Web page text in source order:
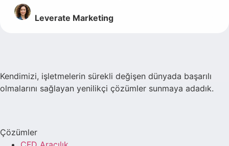
Leverate Marketing
Kendimizi, işletmelerin sürekli değişen dünyada başarılı
olmalarını sağlayan yenilikçi çözümler sunmaya adadık.
Çözümler